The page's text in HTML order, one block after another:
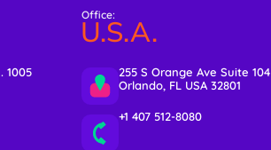
1005
Office:
U.S.A.
255 S Orange Ave Suite 104
Orlando, FL USA 32801
+1 407 512-8080